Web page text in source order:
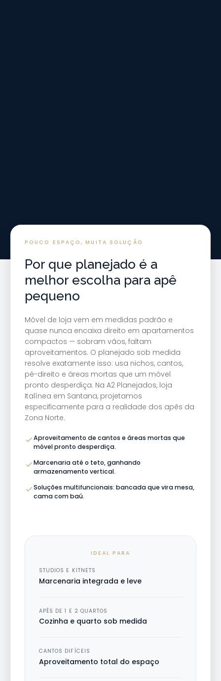
POUCO ESPAÇO, MUITA SOLUÇÃO
Por que planejado é a
melhor escolha para apê
pequeno
Móvel de loja vem em medidas padrão e
quase nunca encaixa direito em apartamentos
compactos — sobram vãos, faltam
aproveitamentos. O planejado sob medida
resolve exatamente isso: usa nichos, cantos,
pé-direito e áreas mortas que um móvel
pronto desperdiça. Na A2 Planejados, loja
Italínea em Santana, projetamos
especificamente para a realidade dos apês da
Zona Norte.
Aproveitamento de cantos e áreas mortas que
móvel pronto desperdiça.
Marcenaria até o teto, ganhando
armazenamento vertical.
Soluções multifuncionais: bancada que vira mesa,
cama com baú.
IDEAL PARA
STUDIOS E KITNETS
Marcenaria integrada e leve
APÊS DE 1 E 2 QUARTOS
Cozinha e quarto sob medida
CANTOS DIFÍCEIS
Aproveitamento total do espaço